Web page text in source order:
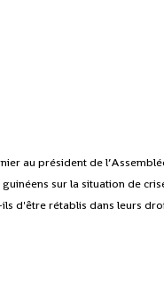
au président de
sur la situation de
d'être rétablis dans leurs